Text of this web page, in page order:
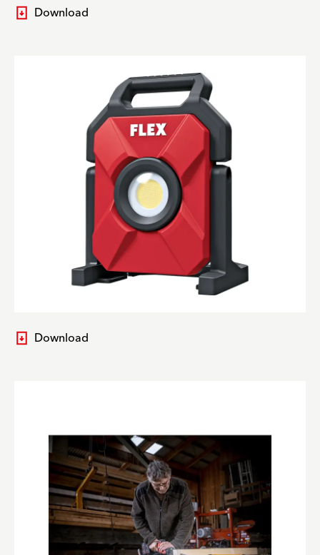
Download
Download